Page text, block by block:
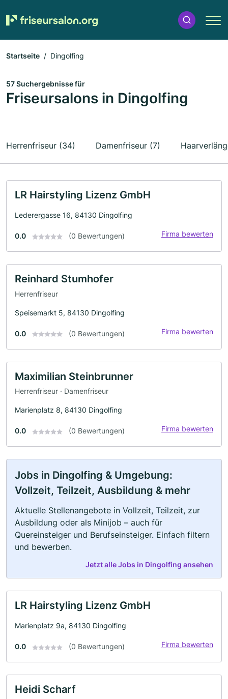
Startseite Dingolfing
57 Suchergebnisse für
Friseursalons in Dingolfing
Herrenfriseur (34) Damenfriseur (7)
LR Hairstyling Lizenz GmbH
Lederergasse 16, 84130 Dingolfing
0.0 (0 Bewertungen) Firma bewerten
Reinhard Stumhofer
Herrenfriseur
Speisemarkt 5, 84130 Dingolfing
0.0 (0 Bewertungen) Firma bewerten
Maximilian Steinbrunner
Herrenfriseur · Damenfriseur
Marienplatz 8, 84130 Dingolfing
0.0 (0 Bewertungen) Firma bewerten
Jobs in Dingolfing & Umgebung:
Vollzeit, Teilzeit, Ausbildung & mehr
Aktuelle Stellenangebote in Vollzeit, Teilzeit, zur
Ausbildung oder als Minijob – auch für
Quereinsteiger und Berufseinsteiger. Einfach filtern
und bewerben.
Jetzt alle Jobs in Dingolfing ansehen
LR Hairstyling Lizenz GmbH
Marienplatz 9a, 84130 Dingolfing
0.0 (0 Bewertungen) Firma bewerten
Heidi Scharf